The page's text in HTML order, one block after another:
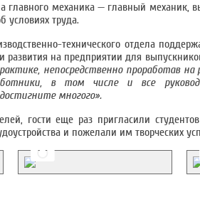
главного механика — главный механик,
условиях труда.
технического отдела
развития на предприятии для
непосредственно проработав
в том числе и все
многого».
гости еще раз пригласили
и пожелали им творческих